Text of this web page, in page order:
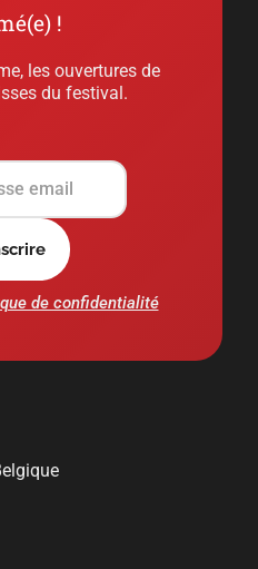
!
les ouvertures de
du festival.
de confidentialité